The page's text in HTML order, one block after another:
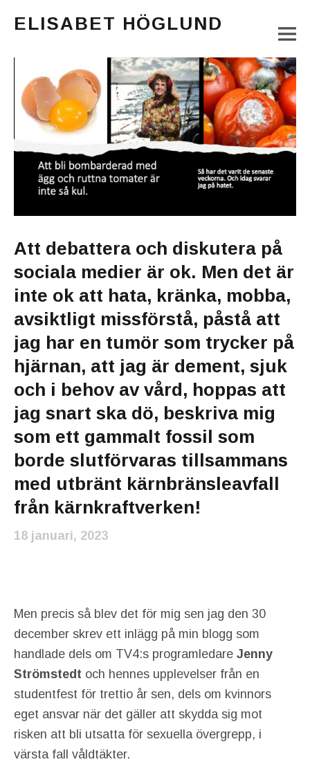
ELISABET HÖGLUND
Main Menu
Att debattera och diskutera på
sociala medier är ok. Men det är
inte ok att hata, kränka, mobba,
avsiktligt missförstå, påstå att
jag har en tumör som trycker på
hjärnan, att jag är dement, sjuk
och i behov av vård, hoppas att
jag snart ska dö, beskriva mig
som ett gammalt fossil som
borde slutförvaras tillsammans
med utbränt kärnbränsleavfall
från kärnkraftverken!
18 januari, 2023
Men precis så blev det för mig sen jag den 30
december skrev ett inlägg på min blogg som
handlade dels om TV4:s programledare Jenny
Strömstedt och hennes upplevelser från en
studentfest för trettio år sen, dels om kvinnors
eget ansvar när det gäller att skydda sig mot
risken att bli utsatta för sexuella övergrepp, i
värsta fall våldtäkter.